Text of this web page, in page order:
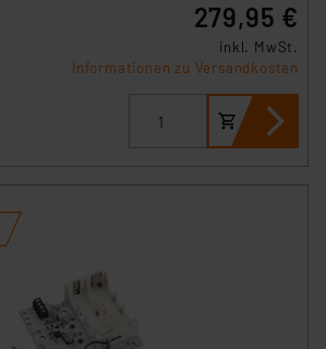
279,95 €
inkl. MwSt.
Informationen zu Versandkosten